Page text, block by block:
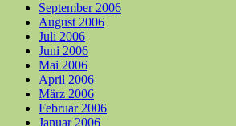
September 2006
August 2006
Juli 2006
Juni 2006
Mai 2006
April 2006
März 2006
Februar 2006
Januar 2006